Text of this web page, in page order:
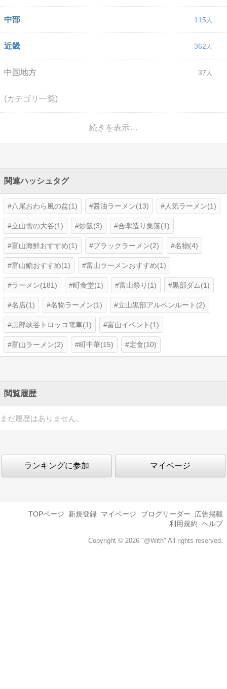
中部 115
近畿 362
中国地方 37
(カテゴリ一覧)
続きを表示…
関連ハッシュタグ
八尾おわら風の盆(1) 醤油ラーメン(13) 人気ラーメン(1)
立山雪の大谷(1) 炒飯(3) 合掌造り集落(1)
富山海鮮おすすめ(1) ブラックラーメン(2) 名物(4)
富山鮨おすすめ(1) 富山ラーメンおすすめ(1)
ラーメン(181) 町食堂(1) 富山祭り(1) 黒部ダム(1)
名店(1) 名物ラーメン(1) 立山黒部アルペンルート(2)
黒部峡谷トロッコ電車(1) 富山イベント(1)
富山ラーメン(2) 町中華(15) 定食(10)
閲覧履歴
まだ履歴はありません。
ランキングに参加 マイページ
TOPページ 新規登録 マイページ ブログリーダー
広告掲載
利用規約 ヘルプ
Copyright © 2026 "@With" All rights reserved.